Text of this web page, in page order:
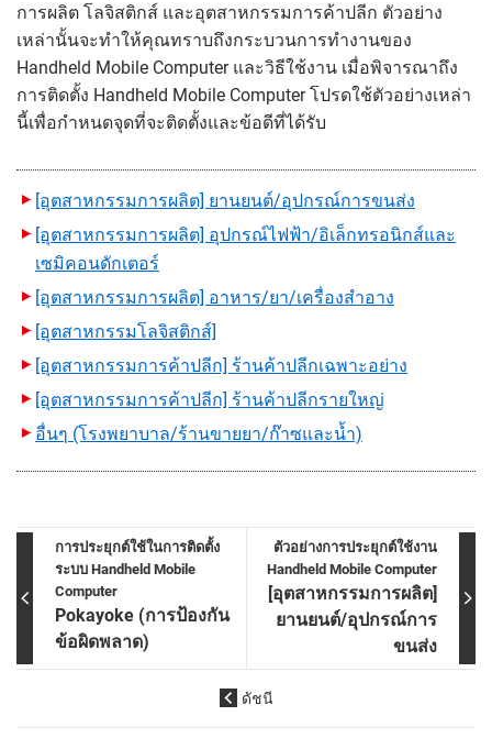
การผลิต โลจิสติกส์ และอุตสาหกรรมการค้าปลีก ตัวอย่าง
เหล่านั้นจะทำให้คุณทราบถึงกระบวนการทำงานของ
Handheld Mobile Computer และวิธีใช้งาน เมื่อพิจารณาถึง
การติดตั้ง Handheld Mobile Computer โปรดใช้ตัวอย่างเหล่า
นี้เพื่อกำหนดจุดที่จะติดตั้งและข้อดีที่ได้รับ
[อุตสาหกรรมการผลิต] ยานยนต์/อุปกรณ์การขนส่ง
[อุตสาหกรรมการผลิต] อุปกรณ์ไฟฟ้า/อิเล็กทรอนิกส์และ
เซมิคอนดักเตอร์
[อุตสาหกรรมการผลิต] อาหาร/ยา/เครื่องสำอาง
[อุตสาหกรรมโลจิสติกส์]
[อุตสาหกรรมการค้าปลีก] ร้านค้าปลีกเฉพาะอย่าง
[อุตสาหกรรมการค้าปลีก] ร้านค้าปลีกรายใหญ่
อื่นๆ (โรงพยาบาล/ร้านขายยา/ก๊าซและน้ำ)
การประยุกต์ใช้ในการติดตั้ง
ระบบ Handheld Mobile
Computer
Pokayoke (การป้องกัน
ข้อผิดพลาด)
ตัวอย่างการประยุกต์ใช้งาน
Handheld Mobile Computer
[อุตสาหกรรมการผลิต]
ยานยนต์/อุปกรณ์การ
ขนส่ง
ดัชนี